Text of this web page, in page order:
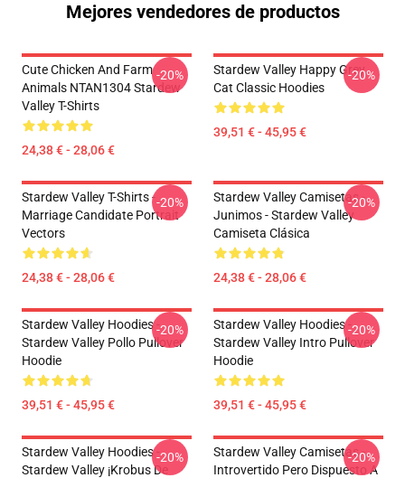
Mejores vendedores de productos
Cute Chicken And Farm
Animals NTAN1304 Stardew
Valley T-Shirts
24,38 € - 28,06 €
-20%
Stardew Valley Happy Grey
Cat Classic Hoodies
39,51 € - 45,95 €
-20%
Stardew Valley T-Shirts -
Marriage Candidate Portrait
Vectors
24,38 € - 28,06 €
-20%
Stardew Valley Camisetas -
Junimos - Stardew Valley
Camiseta Clásica
24,38 € - 28,06 €
-20%
Stardew Valley Hoodies -
Stardew Valley Pollo Pullover
Hoodie
39,51 € - 45,95 €
-20%
Stardew Valley Hoodies -
Stardew Valley Intro Pullover
Hoodie
39,51 € - 45,95 €
-20%
Stardew Valley Hoodies -
Stardew Valley ¡Krobus De
-20%
Stardew Valley Camisetas -
Introvertido Pero Dispuesto A
-20%